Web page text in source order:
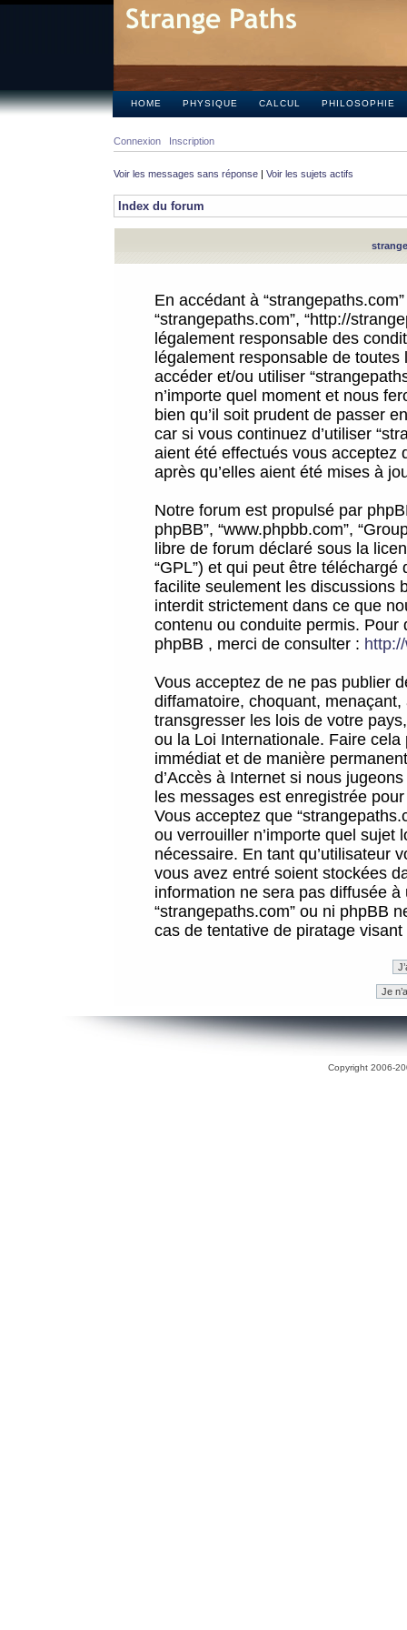
HOME PHYSIQUE CALCUL PHILOSOPHIE
Connexion Inscription
Voir les messages sans réponse | Voir les sujets actifs
Index du forum
En accédant à
“strangepaths.com”, “http://
légalement responsable des
légalement responsable de
accéder et/ou utiliser
n’importe quel moment et nous
bien qu’il soit prudent de passer
car si vous continuez d’utiliser
aient été effectués vous acceptez
après qu’elles aient été mises à
Notre forum est propulsé par
phpBB”, “www.phpbb.com”,
libre de forum déclaré sous la
“GPL”) et qui peut être téléchargé
facilite seulement les discussions
interdit strictement dans ce que
contenu ou conduite permis.
phpBB , merci de consulter :
Vous acceptez de ne pas publier
diffamatoire, choquant,
transgresser les lois de votre
ou la Loi Internationale. Faire
immédiat et de manière
d’Accès à Internet si nous
les messages est enregistrée
Vous acceptez que
ou verrouiller n’importe quel sujet
nécessaire. En tant qu’utilisateur
vous avez entré soient stockées
information ne sera pas diffusée
“strangepaths.com” ou ni phpBB
cas de tentative de piratage
Copyright 2006-